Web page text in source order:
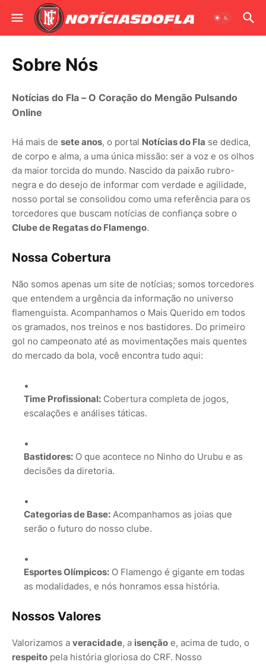
Sobre Nós
Notícias do Fla – O Coração do Mengão Pulsando
Online
Há mais de sete anos, o portal Notícias do Fla se dedica,
de corpo e alma, a uma única missão: ser a voz e os olhos
da maior torcida do mundo. Nascido da paixão rubro-
negra e do desejo de informar com verdade e agilidade,
nosso portal se consolidou como uma referência para os
torcedores que buscam notícias de confiança sobre o
Clube de Regatas do Flamengo.
Nossa Cobertura
Não somos apenas um site de notícias; somos torcedores
que entendem a urgência da informação no universo
flamenguista. Acompanhamos o Mais Querido em todos
os gramados, nos treinos e nos bastidores. Do primeiro
gol no campeonato até as movimentações mais quentes
do mercado da bola, você encontra tudo aqui:
Time Profissional: Cobertura completa de jogos,
escalações e análises táticas.
Bastidores: O que acontece no Ninho do Urubu e as
decisões da diretoria.
Categorias de Base: Acompanhamos as joias que
serão o futuro do nosso clube.
Esportes Olímpicos: O Flamengo é gigante em todas
as modalidades, e nós honramos essa história.
Nossos Valores
Valorizamos a veracidade, a isenção e, acima de tudo, o
respeito pela história gloriosa do CRF. Nosso